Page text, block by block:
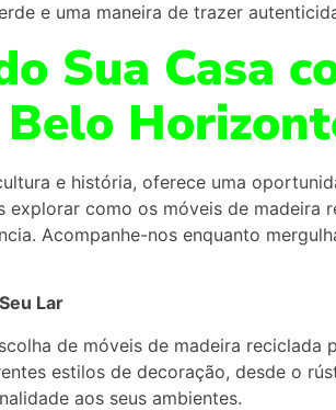
e uma maneira de trazer
Sua Casa
e história, oferece uma
explorar como os móveis de
Acompanhe-nos enquanto
Lar
de móveis de madeira
estilos de decoração, desde o
aos seus ambientes.